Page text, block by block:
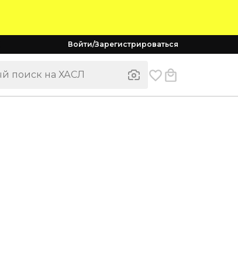
Войти/Зарегистрироваться